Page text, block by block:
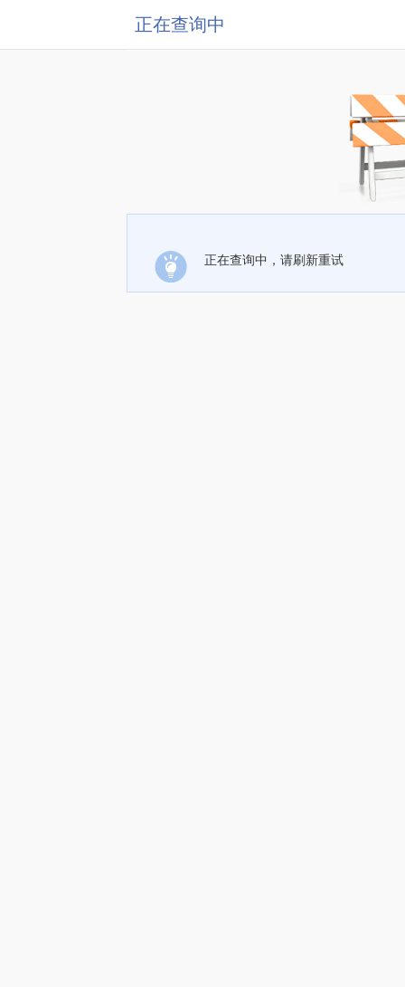
正在查询中
正在查询中，请刷新重试